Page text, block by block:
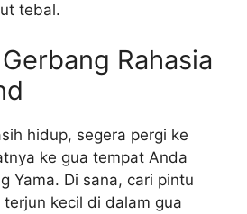
tebal.
Rahasia
hidup, segera pergi ke
ke gua tempat Anda
Yama. Di sana, cari pintu
kecil di dalam gua